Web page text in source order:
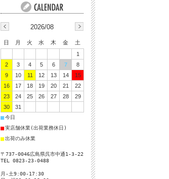
2026/08
日 月 火 水 木 金
土
1
2
3 4 5 6 7
8
9
10 11 12 13 14
15
16
17 18 19 20 21
22
23
24 25 26 27 28
29
30
31
■今日
■実店舗休業(出荷業務休日)
■出荷のみ休業
〒737-0046広島県呉市中通1-3-22
TEL 0823-23-0488
月-土9:00-17:30